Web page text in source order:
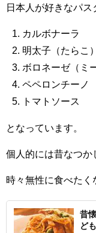
日本人が好きなパ
カルボナーラ
明太子（たらこ）
ボロネーゼ（ミ
ペペロンチーノ
トマトソース
となっています。
個人的には昔なつ
時々無性に食べたく
昔
ど